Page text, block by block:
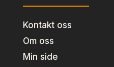
Kontakt oss
Om oss
Min side